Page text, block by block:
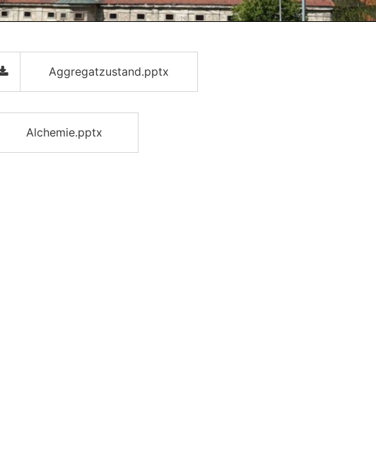
Aggregatzustand.pptx
Alchemie.pptx